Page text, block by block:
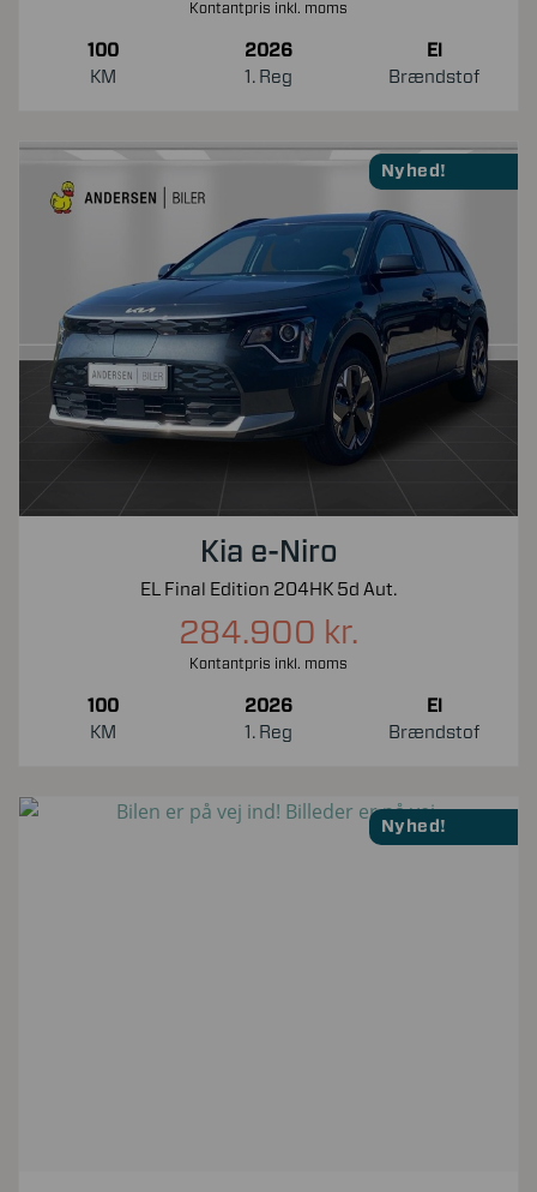
Kontantpris inkl. moms
100
KM
2026
1. Reg
El
Brændstof
Nyhed!
Kia e-Niro
EL Final Edition 204HK 5d Aut.
284.900 kr.
Kontantpris inkl. moms
100
KM
2026
1. Reg
El
Brændstof
Nyhed!